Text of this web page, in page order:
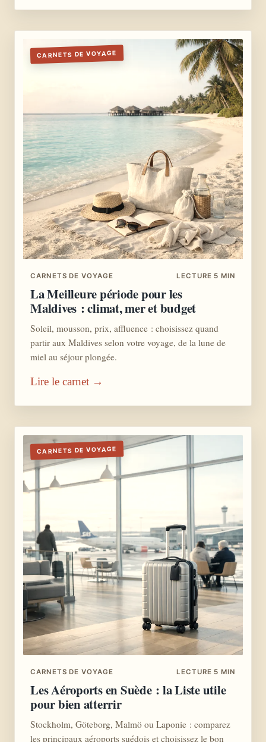
CARNETS DE VOYAGE
CARNETS DE VOYAGE LECTURE 5 MIN
La Meilleure période pour les
Maldives : climat, mer et budget
Soleil, mousson, prix, affluence : choisissez quand
partir aux Maldives selon votre voyage, de la lune de
miel au séjour plongée.
Lire le carnet →
CARNETS DE VOYAGE
CARNETS DE VOYAGE LECTURE 5 MIN
Les Aéroports en Suède : la Liste utile
pour bien atterrir
Stockholm, Göteborg, Malmö ou Laponie : comparez
les principaux aéroports suédois et choisissez le bon